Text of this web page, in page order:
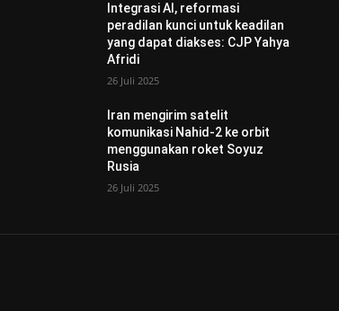
Integrasi AI, reformasi
peradilan kunci untuk keadilan
yang dapat diakses: CJP Yahya
Afridi
26 Juli 2025
Iran mengirim satelit
komunikasi Nahid-2 ke orbit
menggunakan roket Soyuz
Rusia
26 Juli 2025